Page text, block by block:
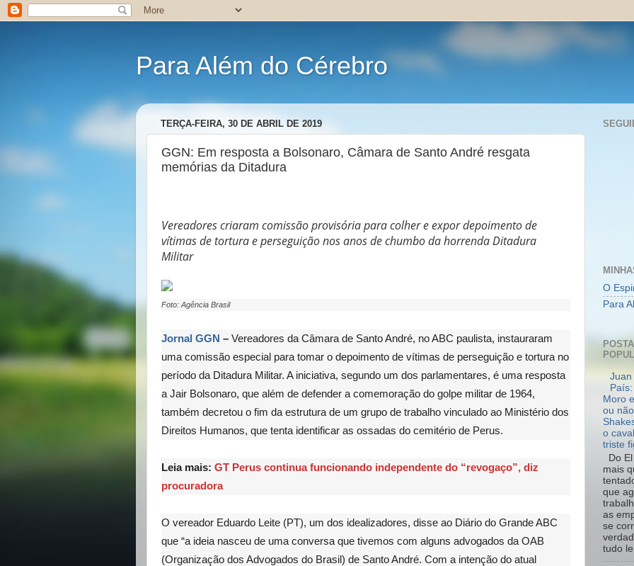
Para Além do Cérebro
TERÇA-FEIRA, 30 DE ABRIL DE 2019
GGN: Em resposta a Bolsonaro, Câmara de Santo André resgata
memórias da Ditadura
Vereadores criaram comissão provisória para colher e expor depoimento de
vítimas de tortura e perseguição nos anos de chumbo da horrenda Ditadura
Militar
Foto: Agência Brasil
Jornal GGN – Vereadores da Câmara de Santo André, no ABC paulista, instauraram
uma comissão especial para tomar o depoimento de vítimas de perseguição e tortura no
período da Ditadura Militar. A iniciativa, segundo um dos parlamentares, é uma resposta
a Jair Bolsonaro, que além de defender a comemoração do golpe militar de 1964,
também decretou o fim da estrutura de um grupo de trabalho vinculado ao Ministério dos
Direitos Humanos, que tenta identificar as ossadas do cemitério de Perus.
Leia mais: GT Perus continua funcionando independente do “revogaço”, diz
procuradora
O vereador Eduardo Leite (PT), um dos idealizadores, disse ao Diário do Grande ABC
que “a ideia nasceu de uma conversa que tivemos com alguns advogados da OAB
(Organização dos Advogados do Brasil) de Santo André. Com a intenção do atual
O
Para
Juan
Moro
ou
o
triste
Do
mais
que
as
se
tudo